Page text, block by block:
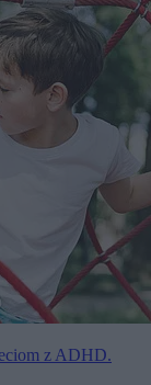
z ADHD.